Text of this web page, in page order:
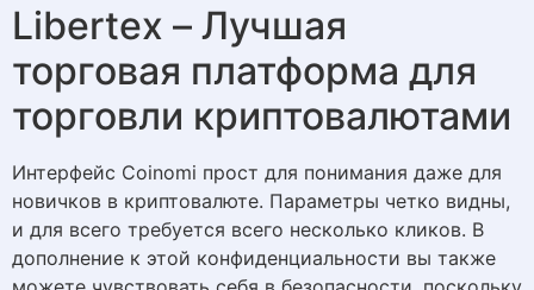
Libertex – Лучшая
торговая платформа для
торговли криптовалютами
Интерфейс Coinomi прост для понимания даже для
новичков в криптовалюте. Параметры четко видны,
и для всего требуется всего несколько кликов. В
дополнение к этой конфиденциальности вы также